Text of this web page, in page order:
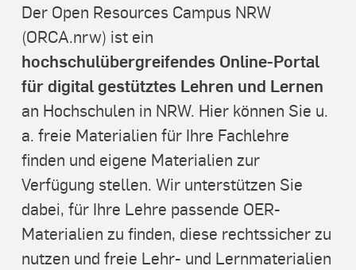
Der Open Resources Campus NRW
(ORCA.nrw) ist ein
hochschulübergreifendes Online-Portal
für digital gestütztes Lehren und Lernen
an Hochschulen in NRW. Hier können Sie u.
a. freie Materialien für Ihre Fachlehre
finden und eigene Materialien zur
Verfügung stellen. Wir unterstützen Sie
dabei, für Ihre Lehre passende OER-
Materialien zu finden, diese rechtssicher zu
nutzen und freie Lehr- und Lernmaterialien